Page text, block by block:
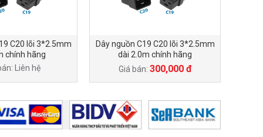
C20 lõi 3*2.5mm
chính hãng
Liên hệ
Dây nguồn C19 C20 lõi 3*2.5mm
dài 2.0m chính hãng
Giá bán: 300,000 đ